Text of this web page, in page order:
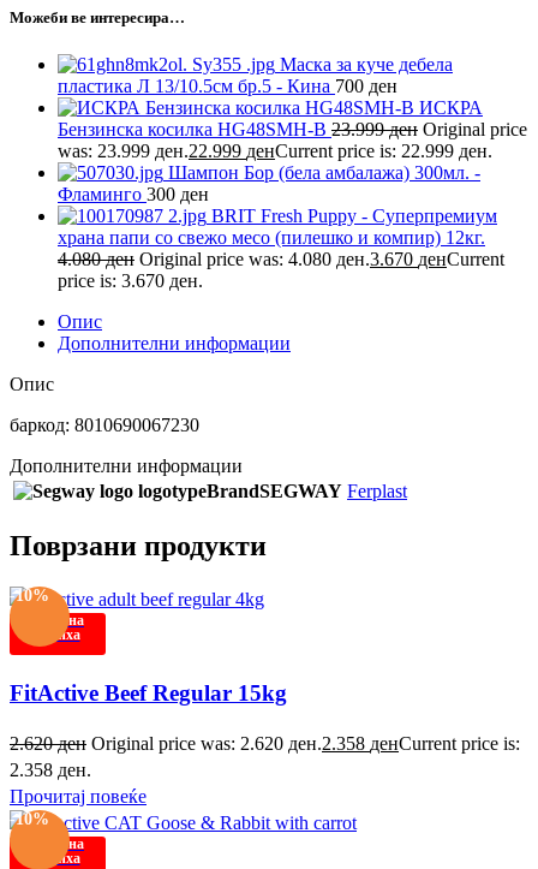
Можеби ве интересира…
Маска за куче дебела
пластика Л 13/10.5см бр.5 - Кина 700 ден
ИСКРА
Бензинска косилка HG48SMH-B 23.999ден Original price
was: 23.999 ден.22.999 денCurrent price is: 22.999 ден.
Шампон Бор (бела амбалажа) 300мл. -
Фламинго 300 ден
BRIT Fresh Puppy - Суперпремиум
храна папи со свежо месо (пилешко и компир) 12кг.
4.080ден Original price was: 4.080 ден.3.670 денCurrent
price is: 3.670 ден.
Опис
Дополнителни информации
Опис
баркод: 8010690067230
Дополнителни информации
BrandSEGWAY Ferplast
Поврзани продукти
Нема на
залиха
-10%
FitActive Beef Regular 15kg
2.620ден Original price was: 2.620 ден.2.358 денCurrent price is:
2.358 ден.
Прочитај повеќе
Нема на
залиха
-10%